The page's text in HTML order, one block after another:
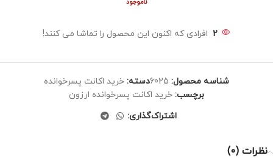
ناموجود
2 افرادی که اکنون این محصول را تماشا می کنند!
شناسه محصول: 6025دسته: خرید اکانت پسرخوانده
برچسب: خرید اکانت پسرخوانده ارزون
اشتراک‌گذاری:
نظرات (0)